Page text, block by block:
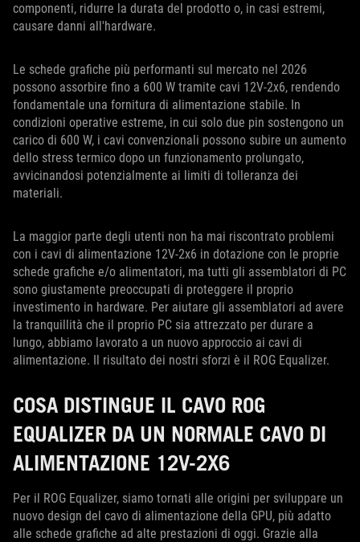
componenti, ridurre la durata del prodotto o, in casi estremi,
causare danni all'hardware.
Le schede grafiche più performanti sul mercato nel 2026
possono assorbire fino a 600 W tramite cavi 12V-2x6, rendendo
fondamentale una fornitura di alimentazione stabile. In
condizioni operative estreme, in cui solo due pin sostengono un
carico di 600 W, i cavi convenzionali possono subire un aumento
dello stress termico dopo un funzionamento prolungato,
avvicinandosi potenzialmente ai limiti di tolleranza dei
materiali.
La maggior parte degli utenti non ha mai riscontrato problemi
con i cavi di alimentazione 12V-2x6 in dotazione con le proprie
schede grafiche e/o alimentatori, ma tutti gli assemblatori di PC
sono giustamente preoccupati di proteggere il proprio
investimento in hardware. Per aiutare gli assemblatori ad avere
la tranquillità che il proprio PC sia attrezzato per durare a
lungo, abbiamo lavorato a un nuovo approccio ai cavi di
alimentazione. Il risultato dei nostri sforzi è il ROG Equalizer.
COSA DISTINGUE IL CAVO ROG
EQUALIZER DA UN NORMALE CAVO DI
ALIMENTAZIONE 12V-2X6
Per il ROG Equalizer, siamo tornati alle origini per sviluppare un
nuovo design del cavo di alimentazione della GPU, più adatto
alle schede grafiche ad alte prestazioni di oggi. Grazie alla